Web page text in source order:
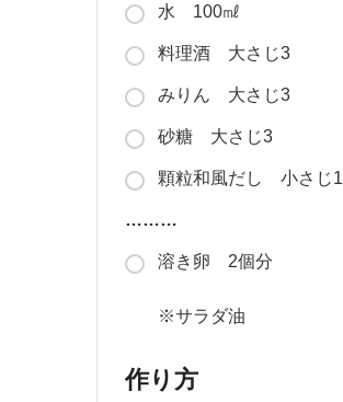
水 100㎖
料理酒 大さじ3
みりん 大さじ3
砂糖 大さじ3
顆粒和風だし 小さじ1
………
溶き卵 2個分
※サラダ油
作り方